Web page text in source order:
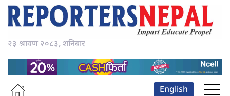
२३ श्रावण २०८३, शनिबार
English